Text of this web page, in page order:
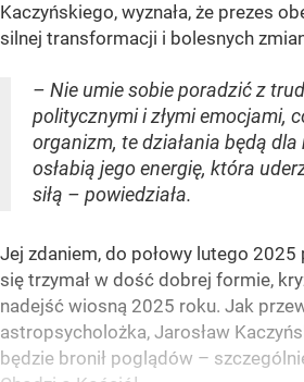
Kaczyńskiego, wyznała, że prezes
silnej transformacji i bolesnych
– Nie umie sobie poradzić z
politycznymi i złymi emocjami,
organizm, te działania będą
osłabią jego energię, która
siłą – powiedziała.
Jej zdaniem, do połowy lutego
się trzymał w dość dobrej formie,
nadejść wiosną 2025 roku. Jak
astropsycholożka, Jarosław
będzie bronił poglądów –